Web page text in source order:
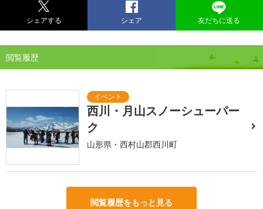
シェアする シェア 友だちに送る
閲覧履歴
西川・月山スノーシューパー
ク
山形県・西村山郡西川町
閲覧履歴をもっと見る